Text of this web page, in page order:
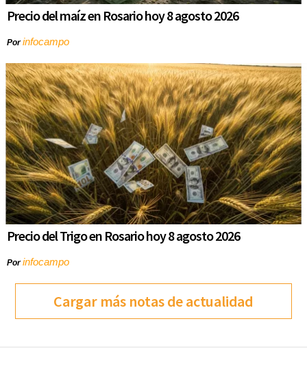
Precio del maíz en Rosario hoy 8 agosto 2026
Porinfocampo
Precio del Trigo en Rosario hoy 8 agosto 2026
Porinfocampo
Cargar más notas de actualidad